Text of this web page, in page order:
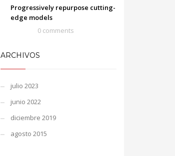
Progressively repurpose cutting-
edge models
0 comments
ARCHIVOS
julio 2023
junio 2022
diciembre 2019
agosto 2015